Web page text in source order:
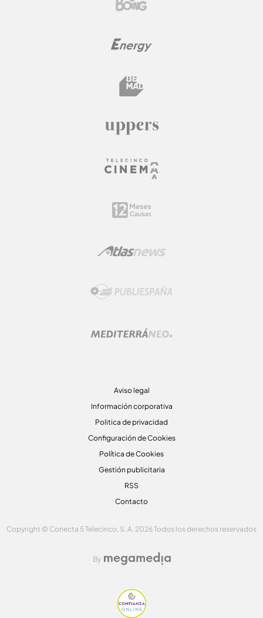
Aviso legal
Información corporativa
Politica de privacidad
Configuración de Cookies
Política de Cookies
Gestión publicitaria
RSS
Contacto
Copyright © Conecta 5 Telecinco, S. A. 2026 Todos los derechos reservados
By